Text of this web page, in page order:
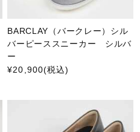
BARCLAY（バークレー）シル
バーピーススニーカー シルバ
ー
¥20,900(税込)